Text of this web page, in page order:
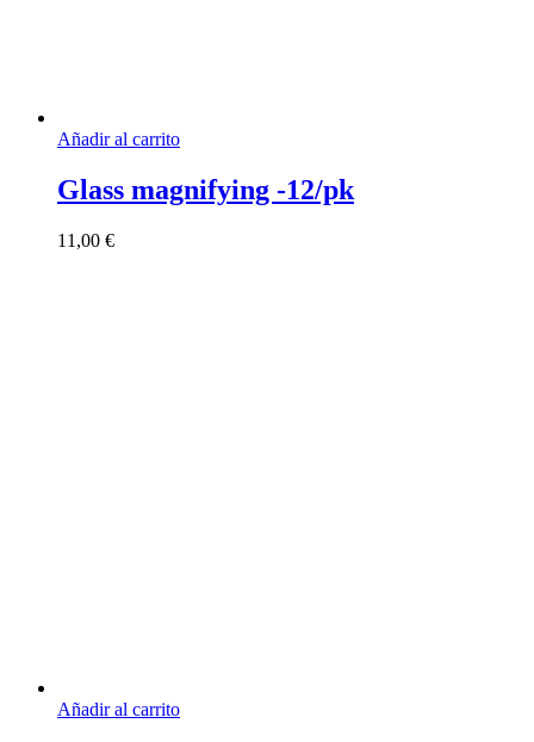
Añadir al carrito
Glass magnifying -12/pk
11,00 €
Añadir al carrito